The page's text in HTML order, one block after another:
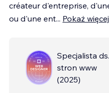
créateur d'entreprise,
ou d'une ent... Pokaż więcej
Specjalista ds.
stron www
(2025)